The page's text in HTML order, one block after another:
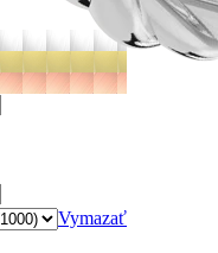
Vymazať